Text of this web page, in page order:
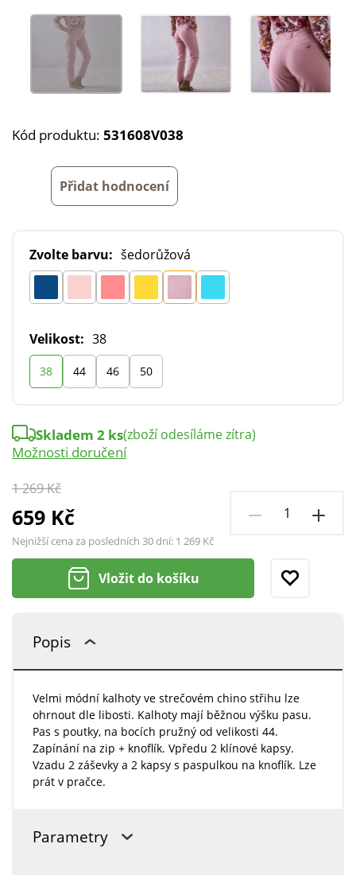
Kód produktu: 531608V038
Přidat hodnocení
Zvolte barvu: šedorůžová
Velikost: 38
38 44 46 50
1 269 Kč
659 Kč
Nejnižší cena za posledních 30 dní: 1 269 Kč
Skladem 2 ks(zboží odesíláme zítra)
Možnosti doručení
Vložit do košíku
Popis
Velmi módní kalhoty ve strečovém chino střihu lze
ohrnout dle libosti. Kalhoty mají běžnou výšku pasu.
Pas s poutky, na bocích pružný od velikosti 44.
Zapínání na zip + knoflík. Vpředu 2 klínové kapsy.
Vzadu 2 záševky a 2 kapsy s paspulkou na knoflík. Lze
prát v pračce.
Parametry